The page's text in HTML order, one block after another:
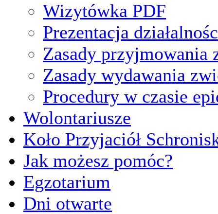
Wizytówka PDF
Prezentacja
Zasady przyjmowania
Zasady wydawania
Procedury w czasie
Wolontariusze
Koło Przyjaciół
Jak możesz pomóc?
Egzotarium
Dni otwarte